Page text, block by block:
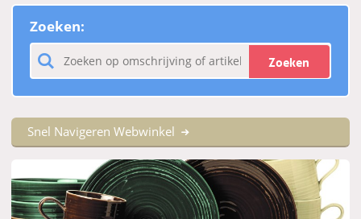
Zoeken:
Zoeken
Snel Navigeren Webwinkel